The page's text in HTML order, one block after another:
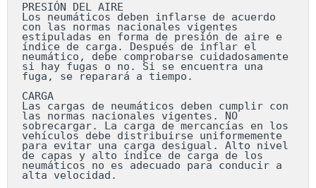
PRESIÓN DEL AIRE
Los neumáticos deben inflarse de acuerdo
con las normas nacionales vigentes
estipuladas en forma de presión de aire e
índice de carga. Después de inflar el
neumático, debe comprobarse cuidadosamente
si hay fugas o no. Si se encuentra una
fuga, se reparará a tiempo.
CARGA
Las cargas de neumáticos deben cumplir con
las normas nacionales vigentes. NO
sobrecargar. La carga de mercancías en los
vehículos debe distribuirse uniformemente
para evitar una carga desigual. Alto nivel
de capas y alto índice de carga de los
neumáticos no es adecuado para conducir a
alta velocidad.